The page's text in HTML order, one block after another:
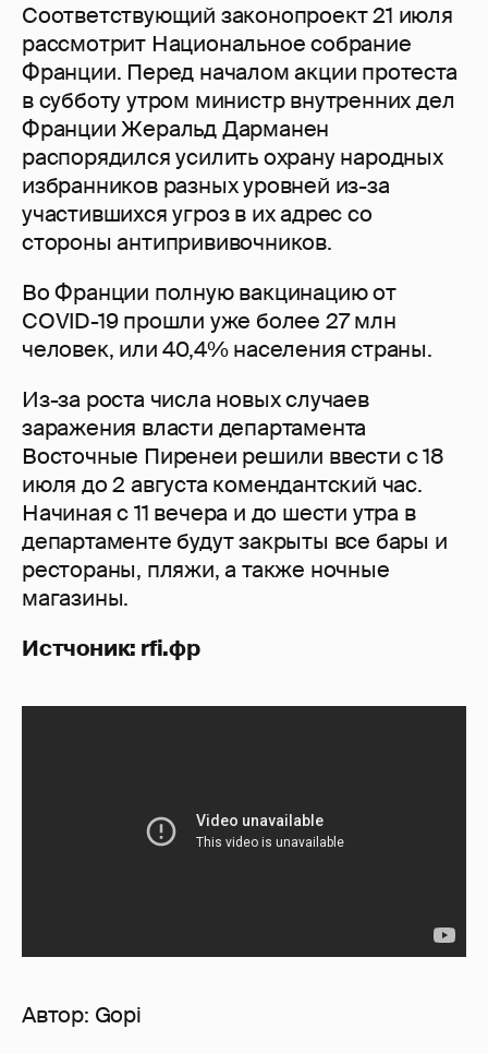
Соответствующий законопроект 21 июля
рассмотрит Национальное собрание
Франции. Перед началом акции протеста
в субботу утром министр внутренних дел
Франции Жеральд Дарманен
распорядился усилить охрану народных
избранников разных уровней из-за
участившихся угроз в их адрес со
стороны антипрививочников.
Во Франции полную вакцинацию от
COVID-19 прошли уже более 27 млн
человек, или 40,4% населения страны.
Из-за роста числа новых случаев
заражения власти департамента
Восточные Пиренеи решили ввести с 18
июля до 2 августа комендантский час.
Начиная с 11 вечера и до шести утра в
департаменте будут закрыты все бары и
рестораны, пляжи, а также ночные
магазины.
Истчоник: rfi.фр
Автор: Gopi